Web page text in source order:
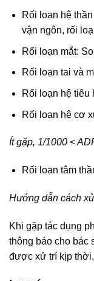
Rối loạn hệ
vận ngôn, rối
Rối loạn mắt:
Rối loạn tai và
Rối loạn hệ tiêu
Rối loạn hệ cơ
Ít gặp, 1/1000 <
Rối loạn tâm
Hướng dẫn cách
Khi gặp tác dụng
thông báo cho bác
được xử trí kịp thời.